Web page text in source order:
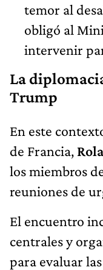
temor al
obligó al
intervenir
La
Trump
En este
de Francia,
los miembros
reuniones de
El encuentro
centrales y
para evaluar